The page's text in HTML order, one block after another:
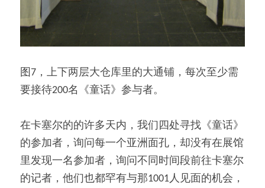
图7，上下两层大仓库里的大通铺，每次至少需
要接待200名《童话》参与者。
在卡塞尔的的许多天内，我们四处寻找《童话》
的参加者，询问每一个亚洲面孔，却没有在展馆
里发现一名参加者，询问不同时间段前往卡塞尔
的记者，他们也都罕有与那1001人见面的机会，